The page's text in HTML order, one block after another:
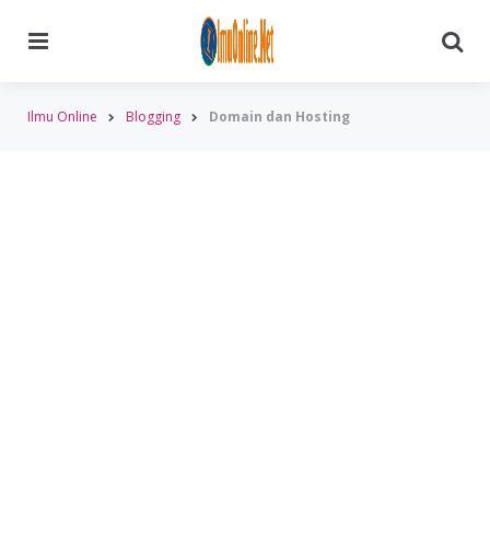
Ilmu Online Blogging Domain dan Hosting